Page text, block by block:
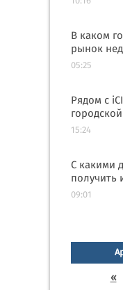
В каком
рынок
05:25
Рядом с
15:24
С какими
получить
09:01
«